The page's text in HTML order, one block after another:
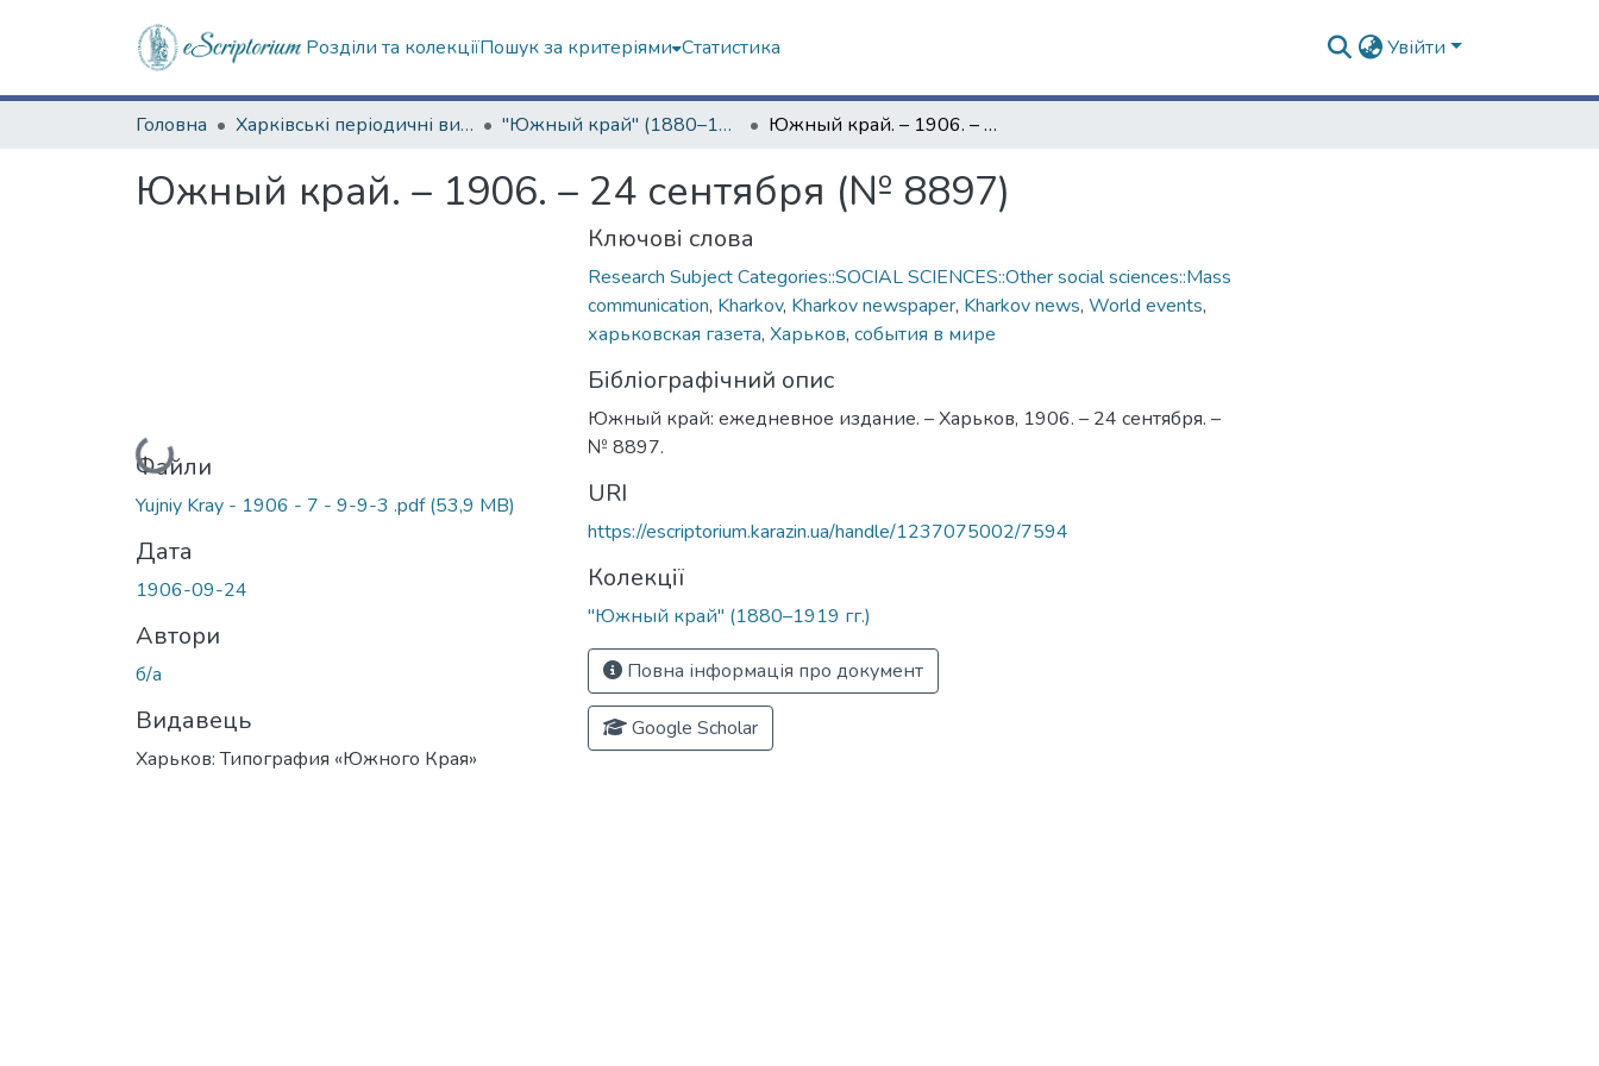
Розділи та колекціїПошук за критеріями Статистика Увійти
Головна Харківські періодичні видання "Южный край" (1880–1919 гг.) Южный край. – 1906. – 24 сентября (№ 8897)
Южный край. – 1906. – 24 сентября (№ 8897)
Вантажиться...
Файли
Yujniy Kray - 1906 - 7 - 9-9-3 .pdf(53,9 MB)
Дата
1906-09-24
Автори
б/а
Видавець
Харьков: Типография «Южного Края»
Ключові слова
Research Subject Categories::SOCIAL SCIENCES::Other social sciences::Mass
communication, Kharkov, Kharkov newspaper, Kharkov news, World events,
харьковская газета, Харьков, события в мире
Бібліографічний опис
Южный край: ежедневное издание. – Харьков, 1906. – 24 сентября. –
№ 8897.
URI
https://escriptorium.karazin.ua/handle/1237075002/7594
Колекції
"Южный край" (1880–1919 гг.)
Повна інформація про документ
Google Scholar